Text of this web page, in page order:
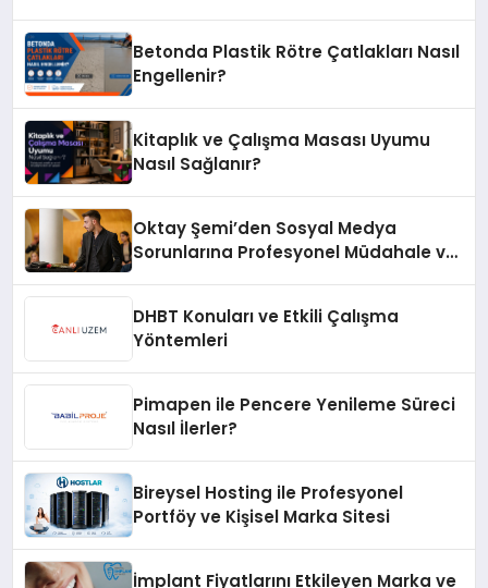
Betonda Plastik Rötre Çatlakları Nasıl
Engellenir?
Kitaplık ve Çalışma Masası Uyumu
Nasıl Sağlanır?
Oktay Şemi’den Sosyal Medya
Sorunlarına Profesyonel Müdahale ve
DHBT Konuları ve Etkili Çalışma
Yöntemleri
Pimapen ile Pencere Yenileme Süreci
Nasıl İlerler?
Bireysel Hosting ile Profesyonel
Portföy ve Kişisel Marka Sitesi
İmplant Fiyatlarını Etkileyen Marka ve